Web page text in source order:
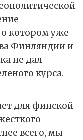
котором уже
Финляндии и
не дал
курса.
для финской
всего, мы